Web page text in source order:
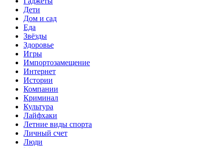
Дети
Дом и сад
Еда
Звёзды
Здоровье
Игры
Импортозамещение
Интернет
Истории
Компании
Криминал
Культура
Лайфхаки
Летние виды спорта
Личный счет
Люди